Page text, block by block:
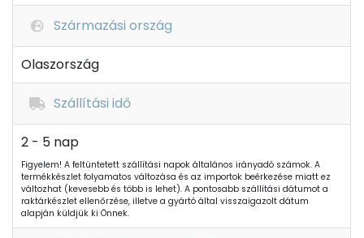
Származási ország
Olaszország
Szállítási idő
2 - 5 nap
Figyelem! A feltüntetett szállítási napok általános irányadó számok. A
termékkészlet folyamatos változása és az importok beérkezése miatt ez
változhat (kevesebb és több is lehet). A pontosabb szállítási dátumot a
raktárkészlet ellenőrzése, illetve a gyártó által visszaigazolt dátum
alapján küldjük ki Önnek.